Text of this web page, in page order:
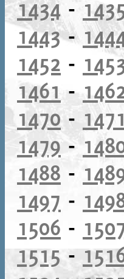
1434 -
1443-
1452 -
1461 -
1470- 1471
1479-
1488 -
1497 -
1506 -
1515-